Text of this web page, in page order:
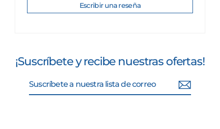
Escribir una reseña
¡Suscríbete y recibe nuestras ofertas!
nuestra